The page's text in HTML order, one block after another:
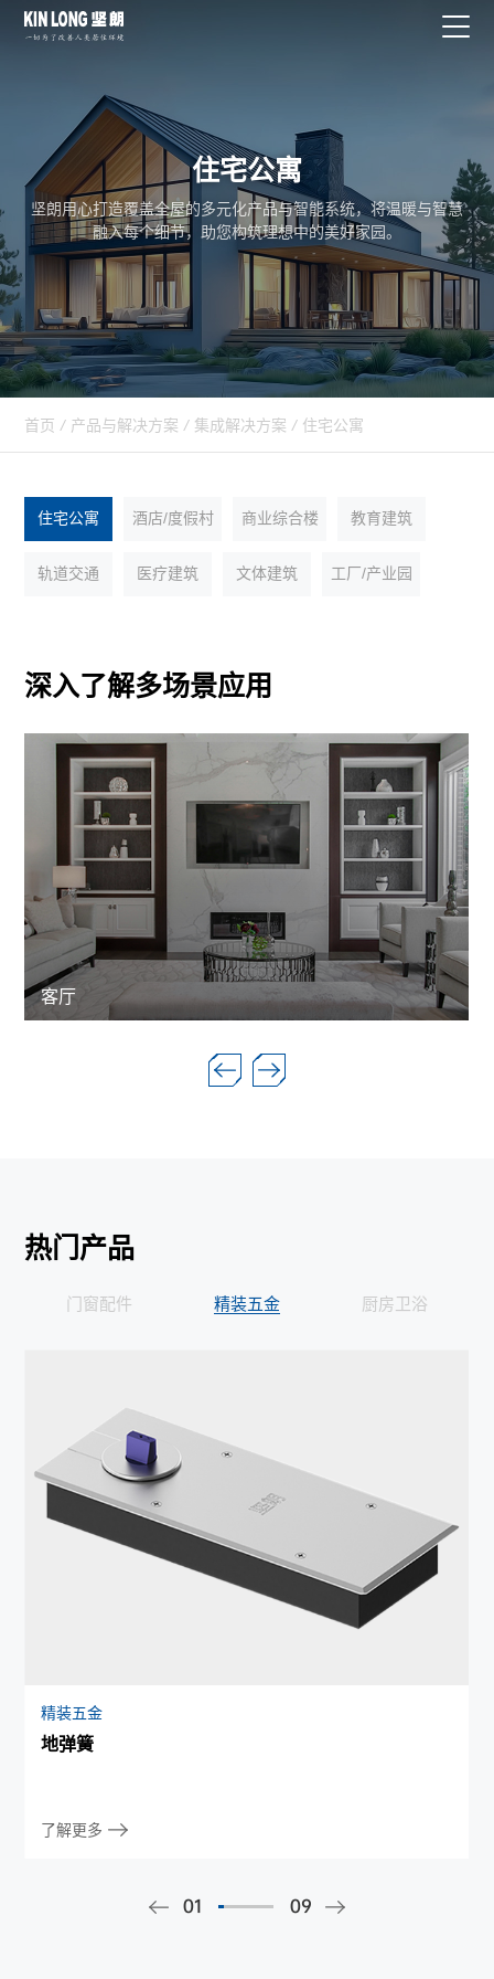
住宅公寓
坚朗用心打造覆盖全屋的多元化产品与智能系统，将温暖与智慧
融入每个细节，助您构筑理想中的美好家园。
首页 / 产品与解决方案 / 集成解决方案 / 住宅公寓
住宅公寓 酒店/度假村 商业综合楼 教育建筑
轨道交通 医疗建筑 文体建筑 工厂/产业园
深入了解多场景应用
餐厅
热门产品
门窗配件 精装五金 厨房卫浴
精装五金
地弹簧
了解更多
01 09